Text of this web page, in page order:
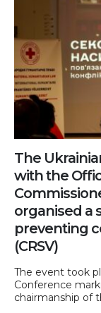
The
with the
organised a
preventing
(CRSV)
The event took
Conference
chairmanship of